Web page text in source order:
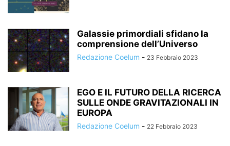
Galassie primordiali sfidano la
comprensione dell’Universo
Redazione Coelum - 23 Febbraio 2023
EGO E IL FUTURO DELLA RICERCA
SULLE ONDE GRAVITAZIONALI IN
EUROPA
Redazione Coelum - 22 Febbraio 2023